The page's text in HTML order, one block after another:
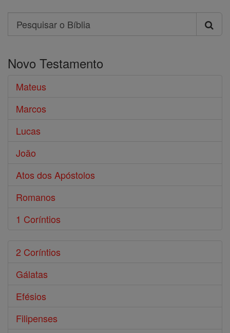
Search
Pesquisar
Bíblia
Novo Testamento
Mateus
Marcos
Lucas
João
Atos dos Apóstolos
Romanos
1 Coríntios
2 Coríntios
Gálatas
Efésios
Filipenses